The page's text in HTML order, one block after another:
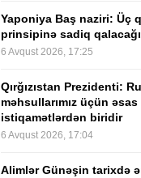
Yaponiya Baş naziri: Üç
prinsipinə sadiq
6 Avqust 2026, 17:25
Qırğızıstan Prezidenti:
məhsullarımız üçün əsas
istiqamətlərdən biridir
6 Avqust 2026, 17:04
Alimlər Günəşin tarixdə